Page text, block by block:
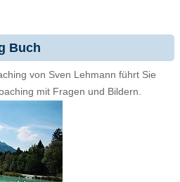
Buch
von Sven Lehmann führt Sie
mit Fragen und Bildern.